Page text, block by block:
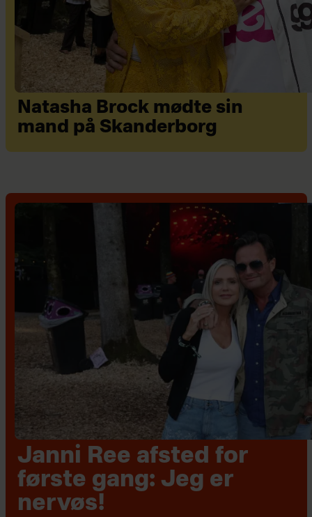
Natasha Brock mødte sin
mand på Skanderborg
Janni Ree afsted for
første gang: Jeg er
nervøs!